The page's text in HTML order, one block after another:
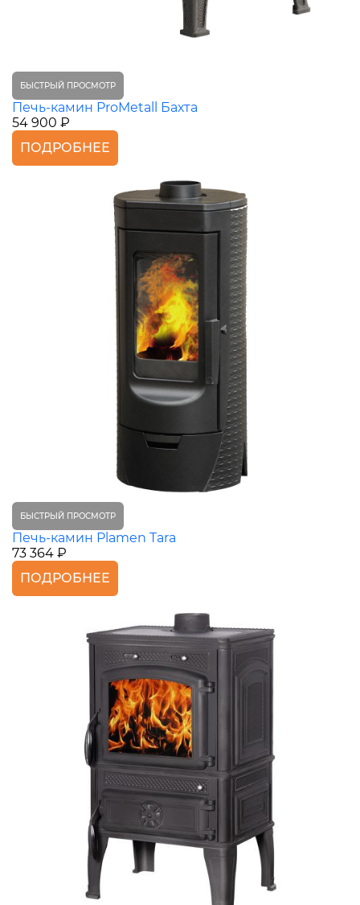
БЫСТРЫЙ ПРОСМОТР
Печь-камин ProMetall Бахта
54 900 ₽
ПОДРОБНЕЕ
БЫСТРЫЙ ПРОСМОТР
Печь-камин Plamen Tara
73 364 ₽
ПОДРОБНЕЕ